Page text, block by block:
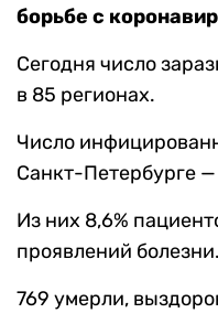
борьбе с
Сегодня число
в 85 регионах.
Число
Санкт-Петербурге —
Из них 8,6%
проявлений болезни.
769 умерли,